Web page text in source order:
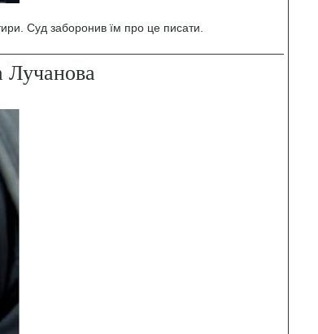
Суд заборонив їм про це писати.
Лучанова